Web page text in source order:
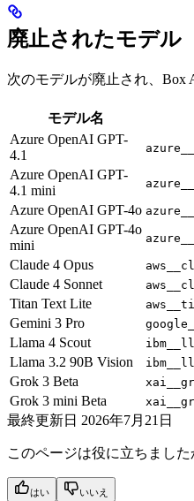
廃止されたモデル
次のモデルが廃止され、Box
モデル名
Azure OpenAI GPT-
4.1
Azure OpenAI GPT-
4.1 mini
Azure OpenAI GPT-4o
Azure OpenAI GPT-4o
mini
Claude 4 Opus
Claude 4 Sonnet
Titan Text Lite
Gemini 3 Pro
Llama 4 Scout
Llama 3.2 90B Vision
Grok 3 Beta
Grok 3 mini Beta
最終更新日 2026年7月21日
このページは役に立ちました
はい いいえ